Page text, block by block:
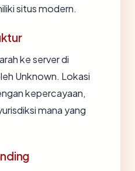
situs modern.
ke server di
Unknown. Lokasi
kepercayaan,
mana yang